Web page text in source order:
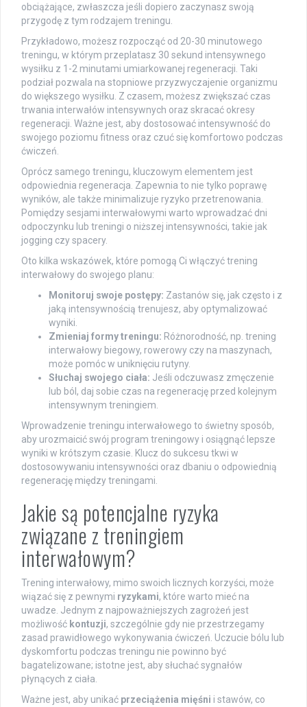
obciążające, zwłaszcza jeśli dopiero zaczynasz swoją
przygodę z tym rodzajem treningu.
Przykładowo, możesz rozpocząć od 20-30 minutowego
treningu, w którym przeplatasz 30 sekund intensywnego
wysiłku z 1-2 minutami umiarkowanej regeneracji. Taki
podział pozwala na stopniowe przyzwyczajenie organizmu
do większego wysiłku. Z czasem, możesz zwiększać czas
trwania interwałów intensywnych oraz skracać okresy
regeneracji. Ważne jest, aby dostosować intensywność do
swojego poziomu fitness oraz czuć się komfortowo podczas
ćwiczeń.
Oprócz samego treningu, kluczowym elementem jest
odpowiednia regeneracja. Zapewnia to nie tylko poprawę
wyników, ale także minimalizuje ryzyko przetrenowania.
Pomiędzy sesjami interwałowymi warto wprowadzać dni
odpoczynku lub treningi o niższej intensywności, takie jak
jogging czy spacery.
Oto kilka wskazówek, które pomogą Ci włączyć trening
interwałowy do swojego planu:
Monitoruj swoje postępy: Zastanów się, jak często i z
jaką intensywnością trenujesz, aby optymalizować
wyniki.
Zmieniaj formy treningu: Różnorodność, np. trening
interwałowy biegowy, rowerowy czy na maszynach,
może pomóc w uniknięciu rutyny.
Słuchaj swojego ciała: Jeśli odczuwasz zmęczenie
lub ból, daj sobie czas na regenerację przed kolejnym
intensywnym treningiem.
Wprowadzenie treningu interwałowego to świetny sposób,
aby urozmaicić swój program treningowy i osiągnąć lepsze
wyniki w krótszym czasie. Klucz do sukcesu tkwi w
dostosowywaniu intensywności oraz dbaniu o odpowiednią
regenerację między treningami.
Jakie są potencjalne ryzyka
związane z treningiem
interwałowym?
Trening interwałowy, mimo swoich licznych korzyści, może
wiązać się z pewnymi ryzykami, które warto mieć na
uwadze. Jednym z najpoważniejszych zagrożeń jest
możliwość kontuzji, szczególnie gdy nie przestrzegamy
zasad prawidłowego wykonywania ćwiczeń. Uczucie bólu lub
dyskomfortu podczas treningu nie powinno być
bagatelizowane; istotne jest, aby słuchać sygnałów
płynących z ciała.
Ważne jest, aby unikać przeciążenia mięśni i stawów, co